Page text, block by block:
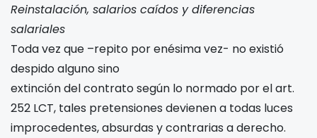
Reinstalación, salarios caídos y diferencias
salariales
Toda vez que –repito por enésima vez- no existió
despido alguno sino
extinción del contrato según lo normado por el art.
252 LCT, tales pretensiones devienen a todas luces
improcedentes, absurdas y contrarias a derecho.